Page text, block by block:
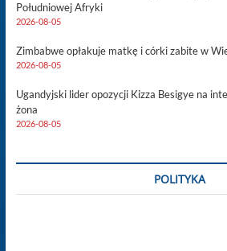
Południowej Afryki
2026-08-05
Zimbabwe opłakuje matkę i córki zabite w
2026-08-05
Ugandyjski lider opozycji Kizza Besigye na
żona
2026-08-05
POLITYKA